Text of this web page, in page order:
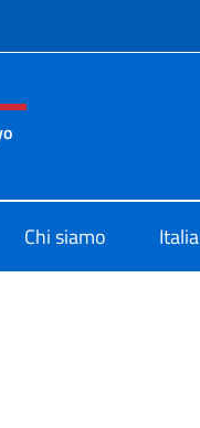
e menù
Chi siamo